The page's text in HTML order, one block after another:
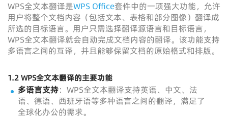
WPS全文本翻译是WPS Office套件中的一项强大功能，允许
用户将整个文档内容（包括文本、表格和部分图像）翻译成
所选的目标语言。用户只需选择翻译源语言和目标语言，
WPS全文本翻译就会自动完成文档内容的翻译。该功能支持
多语言之间的互译，并且能够保留文档的原始格式和排版。
1.2 WPS全文本翻译的主要功能
多语言支持：WPS全文本翻译支持英语、中文、法
语、德语、西班牙语等多种语言之间的翻译，满足了
全球化办公的需求。